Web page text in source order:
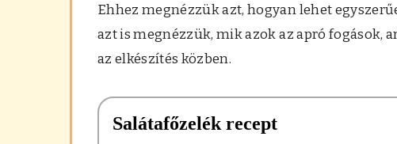
Ehhez megnézzük azt, hogyan lehet
azt is megnézzük, mik azok az apró fogások,
az elkészítés közben.
Salátafőzelék recept